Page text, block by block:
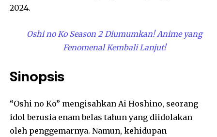
2024.
Oshi no Ko Season 2 Diumumkan! Anime yang
Fenomenal Kembali Lanjut!
Sinopsis
“Oshi no Ko” mengisahkan Ai Hoshino, seorang
idol berusia enam belas tahun yang diidolakan
oleh penggemarnya. Namun, kehidupan